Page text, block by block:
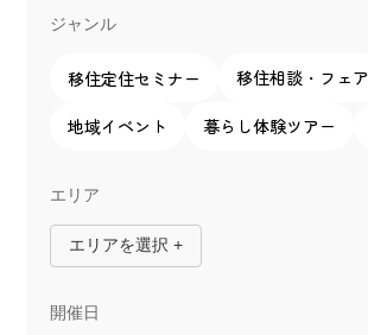
ジャンル
移住定住セミナー 移住相談・フェア
地域イベント 暮らし体験ツアー
エリア
エリアを選択 +
開催日